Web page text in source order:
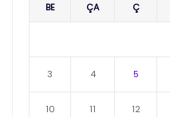
BE ÇA Ç
3 4 5
10 11 12